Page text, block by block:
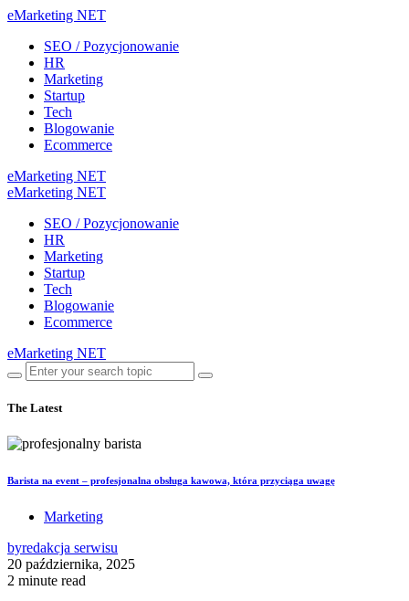
eMarketing NET
SEO / Pozycjonowanie
HR
Marketing
Startup
Tech
Blogowanie
Ecommerce
eMarketing NET
eMarketing NET
SEO / Pozycjonowanie
HR
Marketing
Startup
Tech
Blogowanie
Ecommerce
eMarketing NET
The Latest
Barista na event – profesjonalna obsługa kawowa, która przyciąga uwagę
Marketing
byredakcja serwisu
20 października, 2025
2 minute read